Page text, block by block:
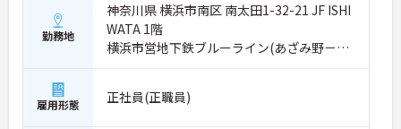
勤務地
神奈川県 横浜市南区 南太田1-32-21 JF ISHI
WATA 1階
横浜市営地下鉄ブルーライン(あざみ野－湘
南台)「吉野町駅」徒歩6分
雇用形態 正社員(正職員)